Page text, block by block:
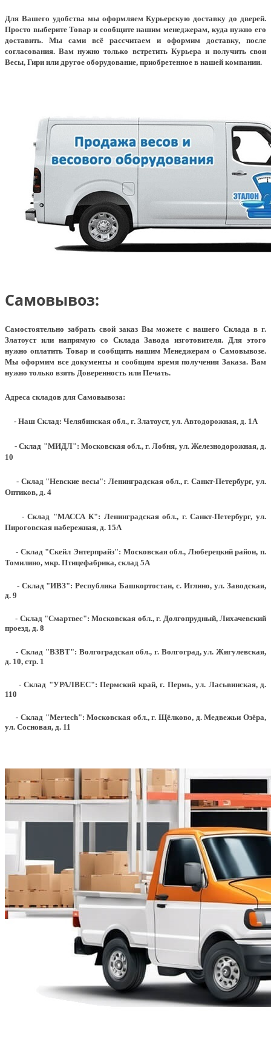
Для Вашего удобства мы оформляем Курьерскую доставку до дверей.
Просто выберите Товар и сообщите нашим менеджерам, куда нужно его
доставить. Мы сами всё рассчитаем и оформим доставку, после
согласования. Вам нужно только встретить Курьера и получить свои
Весы, Гири или другое оборудование, приобретенное в нашей компании.
Самовывоз:
Самостоятельно забрать свой заказ Вы можете с нашего Склада в г.
Златоуст или напрямую со Склада Завода изготовителя. Для этого
нужно оплатить Товар и сообщить нашим Менеджерам о Самовывозе.
Мы оформим все документы и сообщим время получения Заказа. Вам
нужно только взять Доверенность или Печать.
Адреса складов для Самовывоза:
- Наш Склад: Челябинская обл., г. Златоуст, ул. Автодорожная, д. 1А
- Склад "МИДЛ": Московская обл., г. Лобня, ул. Железнодорожная, д.
10
- Склад "Невские весы": Ленинградская обл., г. Санкт-Петербург, ул.
Оптиков, д. 4
- Склад "МАССА К": Ленинградская обл., г. Санкт-Петербург, ул.
Пироговская набережная, д. 15А
- Склад "Скейл Энтерпрайз": Московская обл., Люберецкий район, п.
Томилино, мкр. Птицефабрика, склад 5А
- Склад "ИВЗ": Республика Башкортостан, с. Иглино, ул. Заводская,
д. 9
- Склад "Смартвес":Московская обл., г. Долгопрудный, Лихачевский
проезд, д. 8
- Склад "ВЗВТ": Волгоградская обл., г. Волгоград, ул. Жигулевская,
д. 10, стр. 1
- Склад "УРАЛВЕС": Пермский край, г. Пермь, ул. Ласьвинская, д.
110
- Склад "Mertech": Московская обл., г. Щёлково, д. Медвежьи Озёра,
ул. Сосновая, д. 11